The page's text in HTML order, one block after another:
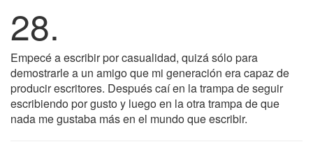
28.
Empecé a escribir por casualidad, quizá sólo para
demostrarle a un amigo que mi generación era capaz de
producir escritores. Después caí en la trampa de seguir
escribiendo por gusto y luego en la otra trampa de que
nada me gustaba más en el mundo que escribir.